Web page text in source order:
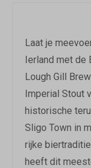
Laat je
Ierland met de
Lough Gill
Imperial Stout
historische
Sligo Town in
rijke
heeft dit